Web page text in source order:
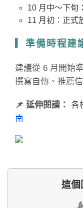
10 月中～下旬
11 月初：正式
▎準備時程建
建議從 6 月開始
撰寫自傳、推薦
📌 延伸閱讀： 各
南
這個